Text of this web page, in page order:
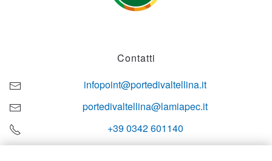
Contatti
infopoint@portedivaltellina.it
portedivaltellina@lamiapec.it
+39 0342 601140